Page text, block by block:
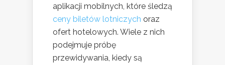
aplikacji mobilnych, które śledzą
ceny biletów lotniczych oraz
ofert hotelowych. Wiele z nich
podejmuje próbę
przewidywania, kiedy są